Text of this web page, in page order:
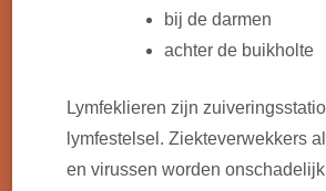
bij de darmen
achter de buikholte
Lymfeklieren zijn
lymfestelsel. Ziekteverwekkers
en virussen worden